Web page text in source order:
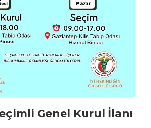
Genel Kurul İlanı